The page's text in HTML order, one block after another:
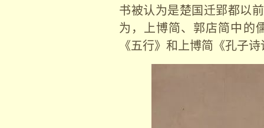
书被认为是楚国迁郢都以
为，上博简、郭店简中的
《五行》和上博简《孔子